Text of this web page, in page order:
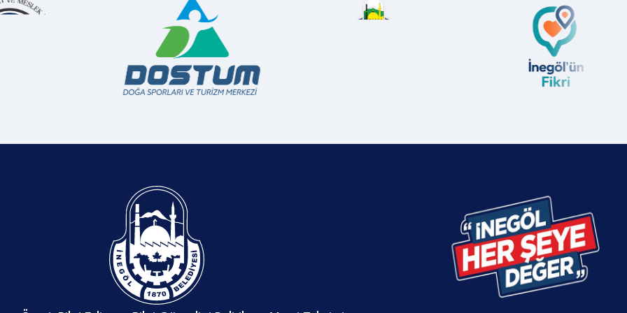
İnegösl’de üretilen pek çok
Belediyesi önderliğinde
Belediyesi katkılarıyla Eyüp
odunsu bitkiler kokulu İnegöl
İNEGÖL, “MUTFAKTA
HAREKETİ”Belediye Başkanı
12-18 Aralık tarihleri arasında
binlercesinin de hasarlı olması nedeniyle,
sokakta kalan depremzede vatandaşlar için
özel bir kampanya başlatıldı. Bölgeden
tahliyelerin de yapılmaya başlaması
nedeniyle, depremzedelerin gönüllü
vatandaşların eşyalı veya eşyasız evlerinde
kış şartları bitene kadar misafir edilmesinin
https://forms.gle/oZrkjGswYnZKn6iu6 linki
üzerinden veya 153 Çözüm Merkezini
arayarak kayıt oluşturması istendi.DESTEK
VEREN KURUM, SİYASİ PARTİ VE
STK’LARÖte yandan, kampanyaya destek
veren kurum, kuruluş, siyasi parti ve STK’lar
da açıklandı. Buna göre; İnegöl Belediyesi,
AFAD, İHH, Kızılay, İTSO, MÜSİAD, İNDAK,
görerek yıkılmıştı. Yıkılan duvarların tekrar
onarılmasıyla başlayan çalışmalar, sokakta
aynı sorunun yeniden yaşanmaması için
genel düzenleme ve onarım çalışmalarıyla
sürüyor. Mevcut parke taşları sökülerek
yerine su geçirmeyen beton kaplamalar
vatandaşların sorunlarını da ilk ağızdan
dinleyerek istişarelerde bulundu. İnceleme
sonrası açıklama yapan Başkan Alper
Taban, İzmir depremi hakkında da
konuşarak bağ sağlığı dileklerinde bulundu.
Taban, “Bugün Yeni Mahalle Serhat
Sokaktayız. Bölgemizde şehirleşme,
kentleşmeyle ilgili sorunlarla alakalı bugün